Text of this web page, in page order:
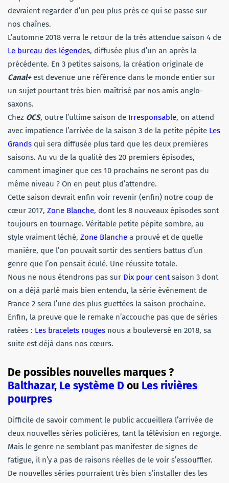
devraient regarder d’un peu plus près ce qui se passe sur
nos chaînes.
L’automne 2018 verra le retour de la très attendue saison 4 de
Le bureau des légendes, diffusée plus d’un an après la
précédente. En 3 petites saisons, la création originale de
Canal+est devenue une référence dans le monde entier sur
un sujet pourtant très bien maîtrisé par nos amis anglo-
saxons.
Chez OCS, outre l’ultime saison de Irresponsable, on attend
avec impatience l’arrivée de la saison 3 de la petite pépite Les
Grands qui sera diffusée plus tard que les deux premières
saisons. Au vu de la qualité des 20 premiers épisodes,
comment imaginer que ces 10 prochains ne seront pas du
même niveau ? On en peut plus d’attendre.
Cette saison devrait enfin voir revenir (enfin) notre coup de
cœur 2017, Zone Blanche, dont les 8 nouveaux épisodes sont
toujours en tournage. Véritable petite pépite sombre, au
style vraiment léché, Zone Blanche a prouvé et de quelle
manière, que l’on pouvait sortir des sentiers battus d’un
genre que l’on pensait éculé. Une réussite totale.
Nous ne nous étendrons pas sur Dix pour cent saison 3 dont
on a déjà parlé mais bien entendu, la série événement de
France 2 sera l’une des plus guettées la saison prochaine.
Enfin, la preuve que le remake n’accouche pas que de séries
ratées : Les bracelets rouges nous a bouleversé en 2018, sa
suite est déjà dans nos cœurs.
De possibles nouvelles marques ?
Balthazar, Le système D ou Les rivières
pourpres
Difficile de savoir comment le public accueillera l’arrivée de
deux nouvelles séries policières, tant la télévision en regorge.
Mais le genre ne semblant pas manifester de signes de
fatigue, il n’y a pas de raisons réelles de le voir s’essouffler.
De nouvelles séries pourraient très bien s’installer des les